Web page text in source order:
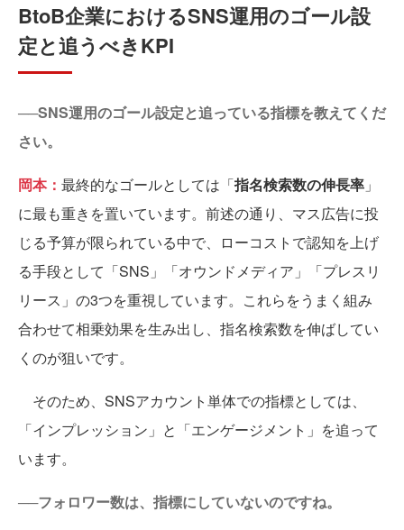
BtoB企業におけるSNS運用のゴール設
定と追うべきKPI
──SNS運用のゴール設定と追っている指標を教えてくだ
さい。
岡本： 最終的なゴールとしては「指名検索数の伸長率 」
に最も重きを置いています。前述の通り、マス広告に投
じる予算が限られている中で、ローコストで認知を上げ
る手段として「SNS」「オウンドメディア」「プレスリ
リース」の3つを重視しています。これらをうまく組み
合わせて相乗効果を生み出し、指名検索数を伸ばしてい
くのが狙いです。
そのため、SNSアカウント単体での指標としては、
「インプレッション」と「エンゲージメント」を追って
います。
──フォロワー数は、指標にしていないのですね。